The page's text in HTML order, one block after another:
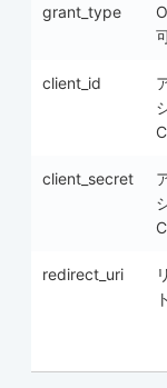
grant_type
client_id
client_secret
redirect_uri